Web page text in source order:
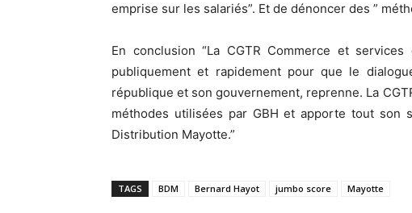
emprise sur les salariés”. Et de dénoncer des ”
En conclusion “La CGTR Commerce et
publiquement et rapidement pour que le
république et son gouvernement, reprenne. La
méthodes utilisées par GBH et apporte tout son
Distribution Mayotte.”
TAGS BDM Bernard Hayot jumbo score Mayotte